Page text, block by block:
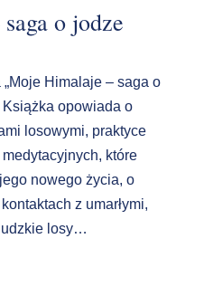
o jodze
Himalaje – saga o
Książka opowiada o
losowymi, praktyce
które
nowego życia, o
z umarłymi,
losy…